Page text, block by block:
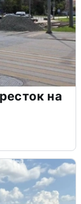
на